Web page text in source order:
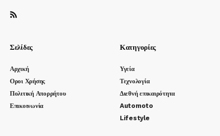
Σελίδες
Αρχική
Οροι Χρήσης
Πολιτική Απορρήτου
Επικοινωνία
Κατηγορίες
Υγεία
Τεχνολογία
Διεθνή επικαιρότητα
Automoto
Lifestyle